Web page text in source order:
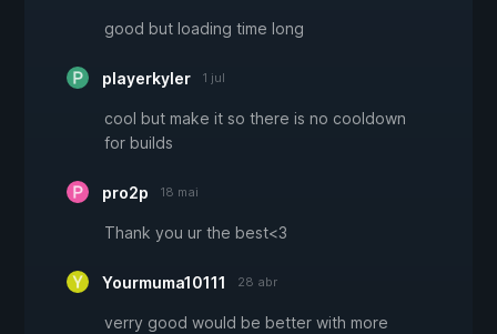
good but loading time long
playerkyler 1 jul
cool but make it so there is no cooldown
for builds
pro2p 18 mai
Thank you ur the best<3
Yourmuma10111 28 abr
verry good would be better with more